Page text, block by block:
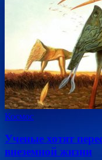
Космос
Ученые хотят
внеземной жизни